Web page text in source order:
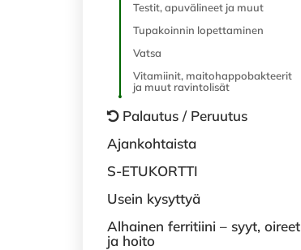
Testit, apuvälineet ja muut
Tupakoinnin lopettaminen
Vatsa
Vitamiinit, maitohappobakteerit
ja muut ravintolisät
Palautus / Peruutus
Ajankohtaista
S-ETUKORTTI
Usein kysyttyä
Alhainen ferritiini – syyt, oireet
ja hoito